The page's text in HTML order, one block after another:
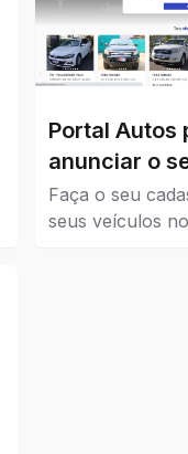
Portal Autos
anunciar o
Faça o seu
seus veículos